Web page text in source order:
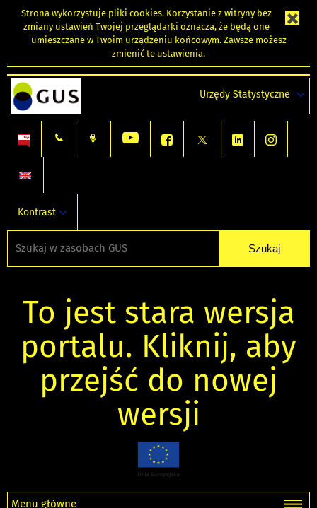
Strona wykorzystuje pliki cookies. Korzystanie z witryny bez
zmiany ustawień Twojej przeglądarki oznacza, że będą one
umieszczane w Twoim urządzeniu końcowym. Zawsze możesz
zmienić te ustawienia.
Urzędy Statystyczne
Kontrast
To jest stara wersja
portalu. Kliknij, aby
przejść do nowej
wersji
Menu główne